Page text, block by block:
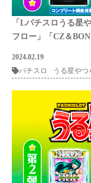
「Lパチスロうる星
フロー」「CZ＆
2024.02.19
パチスロ
うる星やつ